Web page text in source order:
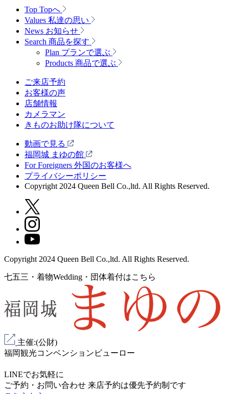
Top Topへ
Values 私達の思い
News お知らせ
Search 商品を探す
Plan プランで選ぶ
Products 商品で選ぶ
ご来店予約
お客様の声
店舗情報
カメラマン
きものお助け隊について
動画で見る
福岡城 まゆの館
For Foreigners 外国のお客様へ
プライバシーポリシー
Copyright 2024 Queen Bell Co.,ltd. All Rights Reserved.
Copyright 2024 Queen Bell Co.,ltd. All Rights Reserved.
七五三・着物Wedding・団体着付はこちら
主催:(公財)
福岡観光コンベンションビューロー
LINEでお気軽に
ご予約・お問い合わせ 来店予約は優先予約制 です